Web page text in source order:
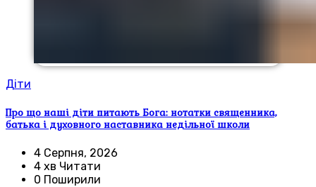
Діти
Про що наші діти питають Бога: нотатки священника,
батька і духовного наставника недільної школи
4 Серпня, 2026
4 хв Читати
0 Поширили